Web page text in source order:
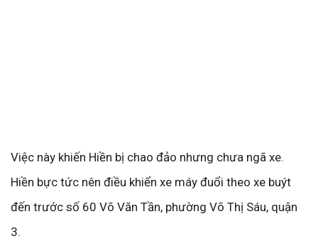
Việc này khiến Hiền bị chao đảo nhưng chưa ngã xe.
Hiền bực tức nên điều khiển xe máy đuổi theo xe buýt
đến trước số 60 Võ Văn Tần, phường Võ Thị Sáu, quận
3.